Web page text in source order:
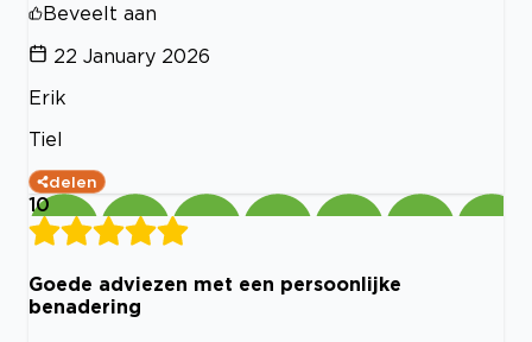
Beveelt aan
22 January 2026
Erik
Tiel
delen
10
Goede adviezen met een persoonlijke
benadering